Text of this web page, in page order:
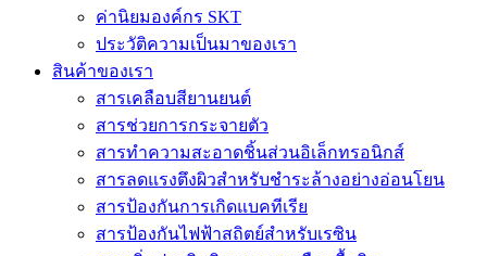
ค่านิยมองค์กร SKT
ประวัติความเป็นมาของเรา
สินค้าของเรา
สารเคลือบสียานยนต์
สารช่วยการกระจายตัว
สารทำความสะอาดชิ้นส่วนอิเล็กทรอนิกส์
สารลดแรงตึงผิวสำหรับชำระล้างอย่างอ่อนโยน
สารป้องกันการเกิดแบคทีเรีย
สารป้องกันไฟฟ้าสถิตย์สำหรับเรซิน